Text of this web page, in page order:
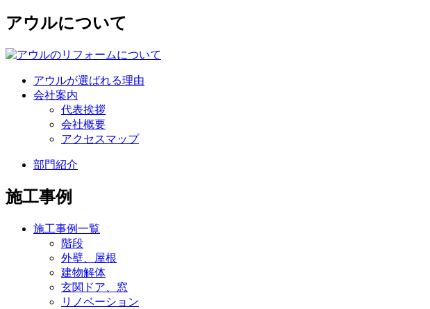
アウルについて
アウルが選ばれる理由
会社案内
代表挨拶
会社概要
アクセスマップ
部門紹介
施工事例
施工事例一覧
階段
外壁、屋根
建物解体
玄関ドア、窓
リノベーション